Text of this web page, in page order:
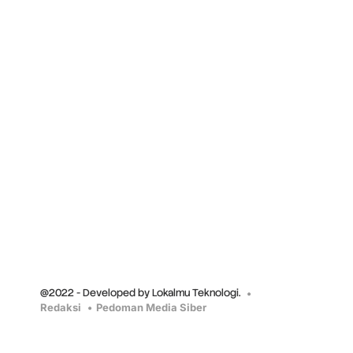
@2022 - Developed by Lokalmu Teknologi.
Redaksi Pedoman Media Siber